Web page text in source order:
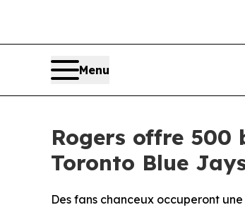
Menu
Rogers offre
Toronto Blue
Des fans chanceux occuperont